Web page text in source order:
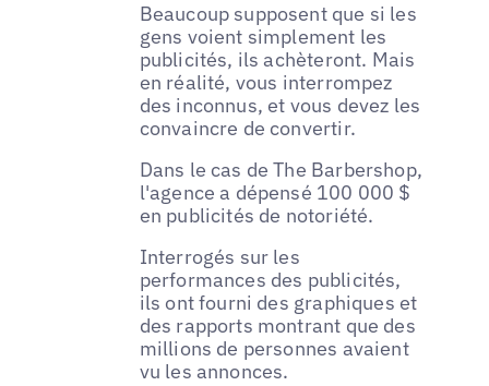
Beaucoup supposent que si les
gens voient simplement les
publicités, ils achèteront. Mais
en réalité, vous interrompez
des inconnus, et vous devez les
convaincre de convertir.
Dans le cas de The Barbershop,
l'agence a dépensé 100 000 $
en publicités de notoriété.
Interrogés sur les
performances des publicités,
ils ont fourni des graphiques et
des rapports montrant que des
millions de personnes avaient
vu les annonces.